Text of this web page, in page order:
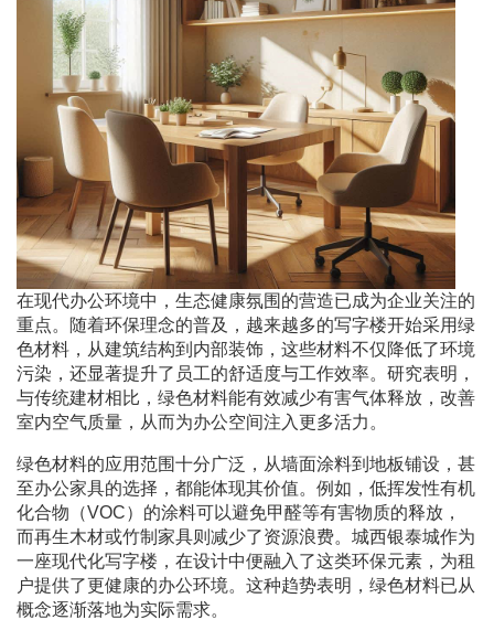
在现代办公环境中，生态健康氛围的营造已成为企业关注的
重点。随着环保理念的普及，越来越多的写字楼开始采用绿
色材料，从建筑结构到内部装饰，这些材料不仅降低了环境
污染，还显著提升了员工的舒适度与工作效率。研究表明，
与传统建材相比，绿色材料能有效减少有害气体释放，改善
室内空气质量，从而为办公空间注入更多活力。
绿色材料的应用范围十分广泛，从墙面涂料到地板铺设，甚
至办公家具的选择，都能体现其价值。例如，低挥发性有机
化合物（VOC）的涂料可以避免甲醛等有害物质的释放，
而再生木材或竹制家具则减少了资源浪费。城西银泰城作为
一座现代化写字楼，在设计中便融入了这类环保元素，为租
户提供了更健康的办公环境。这种趋势表明，绿色材料已从
概念逐渐落地为实际需求。